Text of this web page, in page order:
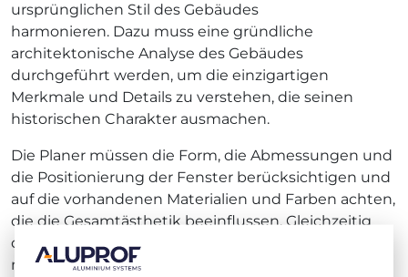
ursprünglichen Stil des Gebäudes
harmonieren. Dazu muss eine gründliche
architektonische Analyse des Gebäudes
durchgeführt werden, um die einzigartigen
Merkmale und Details zu verstehen, die seinen
historischen Charakter ausmachen.
Die Planer müssen die Form, die Abmessungen und
die Positionierung der Fenster berücksichtigen und
auf die vorhandenen Materialien und Farben achten,
die die Gesamtästhetik beeinflussen. Gleichzeitig
dürfen sie nicht vergessen, die Lösungen an die
modernen Bedürfnisse und Normen anzupassen,